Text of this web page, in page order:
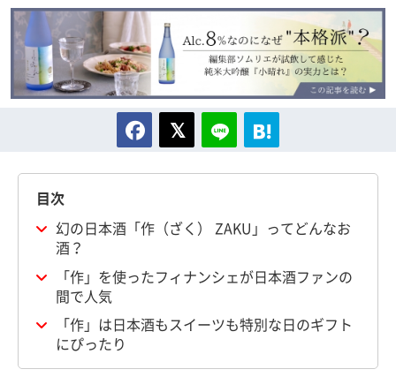
目次
幻の日本酒「作（ざく） ZAKU」ってどんなお
酒？
「作」を使ったフィナンシェが日本酒ファンの
間で人気
「作」は日本酒もスイーツも特別な日のギフト
にぴったり